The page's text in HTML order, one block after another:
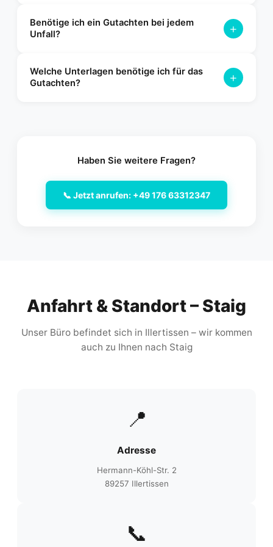
kommen gerne zu Ihnen nach Hause oder an einen anderen
gewünschten Ort.
Benötige ich ein Gutachten bei jedem
Unfall?
+
Euro oder wenn die Schuldfrage nicht eindeutig geklärt ist.
Es sichert Ihre Ansprüche gegenüber der Versicherung ab.
Welche Unterlagen benötige ich für das
Gutachten?
+
Haben Sie weitere Fragen?
📞 Jetzt anrufen: +49 176 63312347
Anfahrt & Standort – Staig
Unser Büro befindet sich in Illertissen – wir kommen
auch zu Ihnen nach Staig
📍
Adresse
Hermann-Köhl-Str. 2
89257 Illertissen
📞